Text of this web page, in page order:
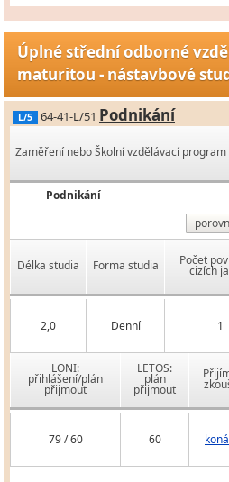
Úplné střední odborné
maturitou - nástavbové
L/5 64-41-L/51 Podnikání
Zaměření nebo Školní vzdělávací program
Podnikání
Délka studia Forma studia Počet
cizích
2,0 Denní 1
LONI:
přihlášení/plán
přijmout
LETOS:
plán
přijmout
79 / 60 60